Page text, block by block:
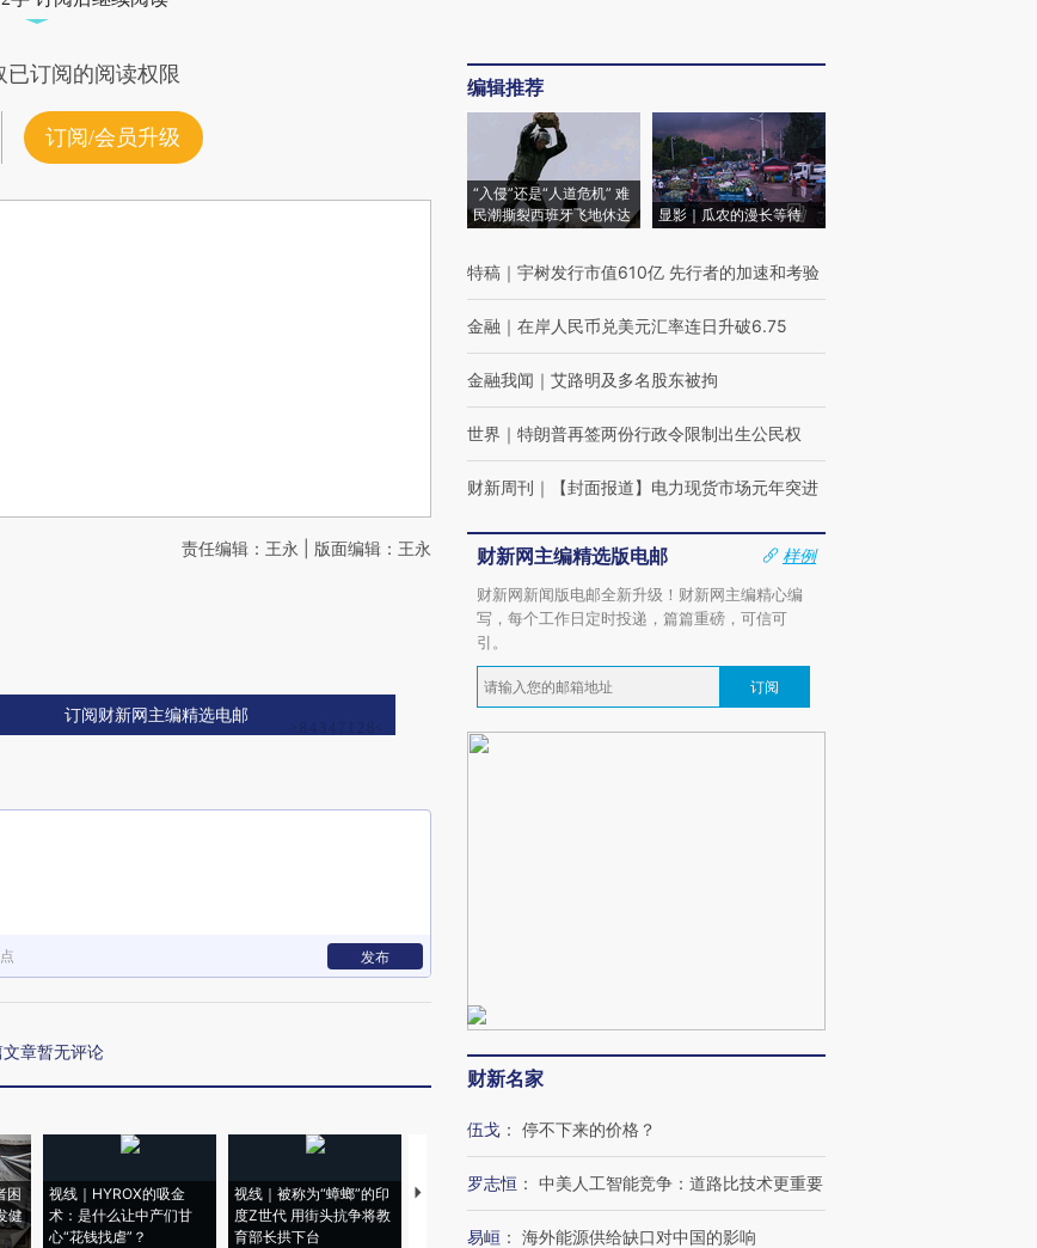
订阅的阅读权限
订阅/会员升级
责任编辑：王永 | 版面编辑：王永
订阅财新网主编精选电邮
发布
章暂无评论
困
健
视线｜HYROX的吸金
术：是什么让中产们甘
心“花钱找虐”？
视线｜被称为“蟑螂”的印
度Z世代 用街头抗争将教
育部长拱下台
视线｜“入侵”还是“人道危
机”？难民潮撕裂西班牙
飞地休达
湖北宜昌局部短时降雨
128毫米 紧急转移近
4000人
哈尔滨遭遇短时极端强降
雨 3小时累计雨量超80毫
编辑推荐
“入侵”还是“人道危机” 难
民潮撕裂西班牙飞地休达
显影｜瓜农的漫长等待
特稿 ｜ 宇树发行市值610亿 先行者的加速和考验
金融 ｜ 在岸人民币兑美元汇率连日升破6.75
金融我闻 ｜ 艾路明及多名股东被拘
世界 ｜ 特朗普再签两份行政令限制出生公民权
财新周刊 ｜ 【封面报道】电力现货市场元年突进
财新网主编精选版电邮
样例
财新网新闻版电邮全新升级！财新网主编精心编
写，每个工作日定时投递，篇篇重磅，可信可
引。
订阅
财新名家
伍戈 ： 停不下来的价格？
罗志恒 ： 中美人工智能竞争：道路比技术更重要
易峘 ： 海外能源供给缺口对中国的影响